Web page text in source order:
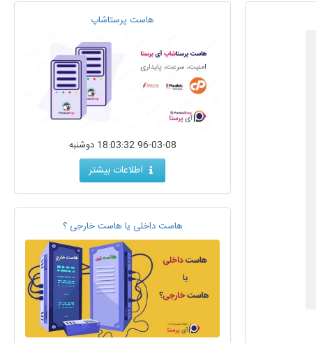
هاست پرستاشاپ
96-03-08 18:03:32 دوشنبه
اطلاعات بیشتر
هاست داخلی یا هاست خارجی ؟